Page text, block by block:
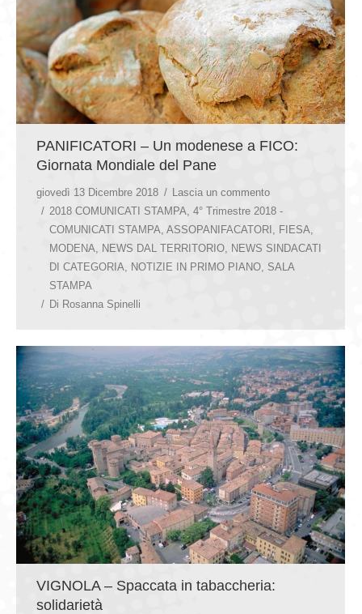
PANIFICATORI – Un modenese a FICO:
Giornata Mondiale del Pane
giovedì 13 Dicembre 2018
Lascia un commento
2018 COMUNICATI STAMPA 4° Trimestre 2018 -
COMUNICATI STAMPA ASSOPANIFACATORI FIESA
MODENA
NEWS DAL TERRITORIO
NEWS SINDACATI
DI CATEGORIA
NOTIZIE IN PRIMO PIANO SALA
STAMPA
Di Rosanna Spinelli
VIGNOLA – Spaccata in tabaccheria:
solidarietà